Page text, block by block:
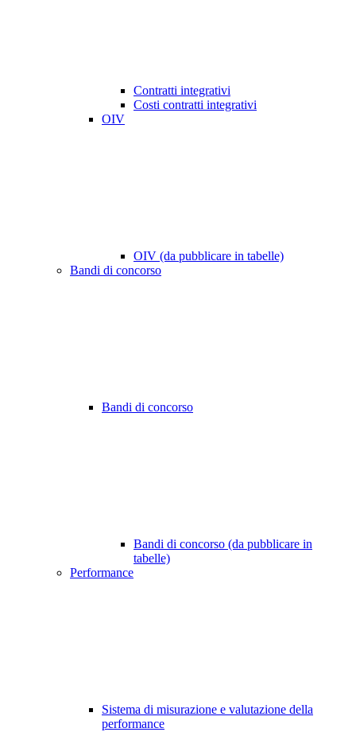
Contratti integrativi
Costi contratti integrativi
OIV
OIV (da pubblicare in tabelle)
Bandi di concorso
Bandi di concorso
Bandi di concorso (da pubblicare in
tabelle)
Performance
Sistema di misurazione e valutazione della
performance